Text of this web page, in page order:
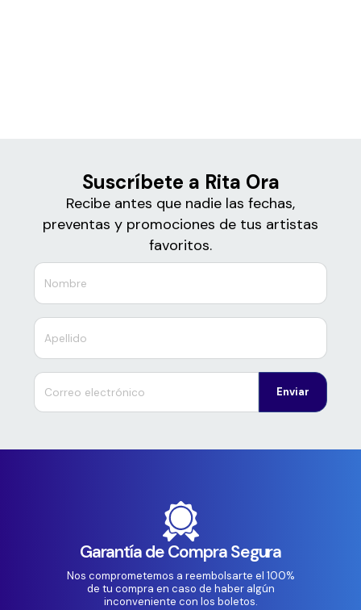
Suscríbete a Rita Ora
Recibe antes que nadie las fechas,
preventas y promociones de tus artistas
favoritos.
Enviar
Garantía de Compra Segura
Nos comprometemos a reembolsarte el 100%
de tu compra en caso de haber algún
inconveniente con los boletos.